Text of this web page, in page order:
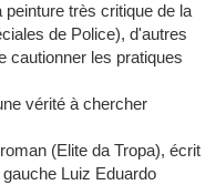
très critique de la
de Police), d'autres
cautionner les pratiques
vérité à chercher
(Elite da Tropa), écrit
Luiz Eduardo